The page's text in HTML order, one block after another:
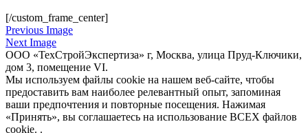
[/custom_frame_center]
Previous Image
Next Image
ООО «ТехСтройЭкспертиза» г, Москва, улица Пруд-Ключики,
дом 3, помещение VI.
Мы используем файлы cookie на нашем веб-сайте, чтобы
предоставить вам наиболее релевантный опыт, запоминая
ваши предпочтения и повторные посещения. Нажимая
«Принять», вы соглашаетесь на использование ВСЕХ файлов
cookie. .